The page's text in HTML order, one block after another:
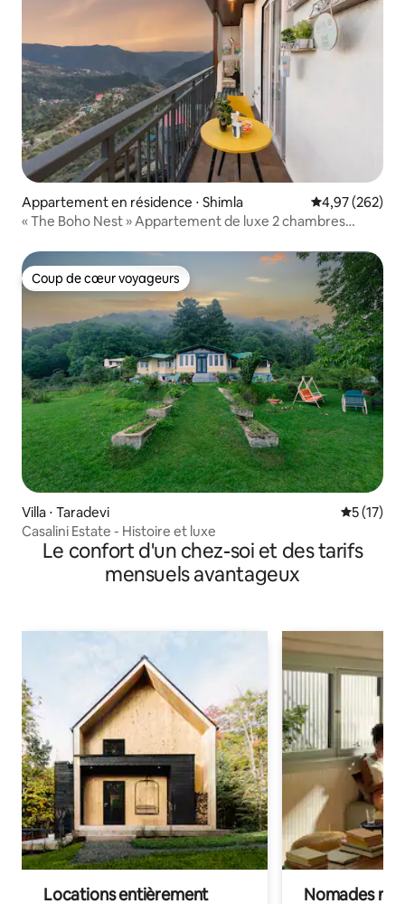
Appartement en résidence ⋅ Shimla Évaluation
4,97 (262)
« The Boho Nest » Appartement de luxe 2 chambres
Coup de cœur voyageurs
Coup de cœur voyageurs
Villa ⋅ Taradevi
5 (17)
Casalini Estate - Histoire et luxe
Le confort d'un chez-soi et des tarifs
mensuels avantageux
Locations entièrement Nomades